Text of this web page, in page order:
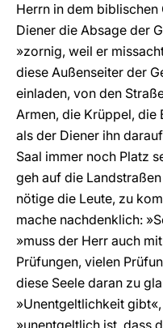
Herrn in dem biblischen
Diener die Absage der
»zornig, weil er
diese Außenseiter der
einladen, von den
Armen, die Krüppel, die
als der Diener ihn
Saal immer noch Platz
geh auf die
nötige die Leute, zu
mache nachdenklich:
»muss der Herr auch
Prüfungen, vielen
diese Seele daran zu
»Unentgeltlichkeit
»unentgeltlich ist, dass